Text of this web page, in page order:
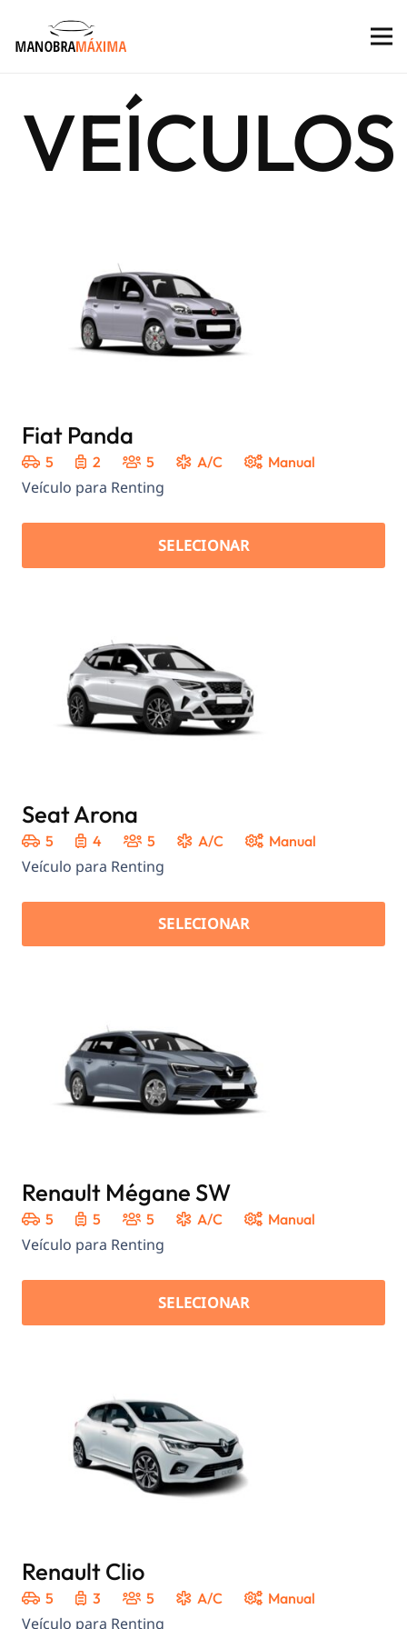
VEÍCULOS
Fiat Panda
5 2 5 A/C Manual
Veículo para Renting
SELECIONAR
Seat Arona
5 4 5 A/C Manual
Veículo para Renting
SELECIONAR
Renault Mégane SW
5 5 5 A/C Manual
Veículo para Renting
SELECIONAR
Renault Clio
5 3 5 A/C Manual
Veículo para Renting